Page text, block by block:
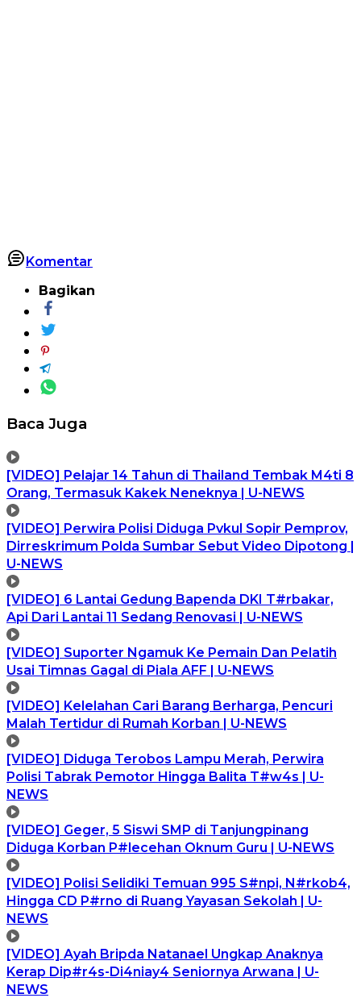
Komentar
Bagikan
Baca Juga
[VIDEO] Pelajar 14 Tahun di Thailand Tembak M4ti 8
Orang, Termasuk Kakek Neneknya | U-NEWS
[VIDEO] Perwira Polisi Diduga Pvkul Sopir Pemprov,
Dirreskrimum Polda Sumbar Sebut Video Dipotong |
U-NEWS
[VIDEO] 6 Lantai Gedung Bapenda DKI T#rbakar,
Api Dari Lantai 11 Sedang Renovasi | U-NEWS
[VIDEO] Suporter Ngamuk Ke Pemain Dan Pelatih
Usai Timnas Gagal di Piala AFF | U-NEWS
[VIDEO] Kelelahan Cari Barang Berharga, Pencuri
Malah Tertidur di Rumah Korban | U-NEWS
[VIDEO] Diduga Terobos Lampu Merah, Perwira
Polisi Tabrak Pemotor Hingga Balita T#w4s | U-
NEWS
[VIDEO] Geger, 5 Siswi SMP di Tanjungpinang
Diduga Korban P#lecehan Oknum Guru | U-NEWS
[VIDEO] Polisi Selidiki Temuan 995 S#npi, N#rkob4,
Hingga CD P#rno di Ruang Yayasan Sekolah | U-
NEWS
[VIDEO] Ayah Bripda Natanael Ungkap Anaknya
Kerap Dip#r4s-Di4niay4 Seniornya Arwana | U-
NEWS